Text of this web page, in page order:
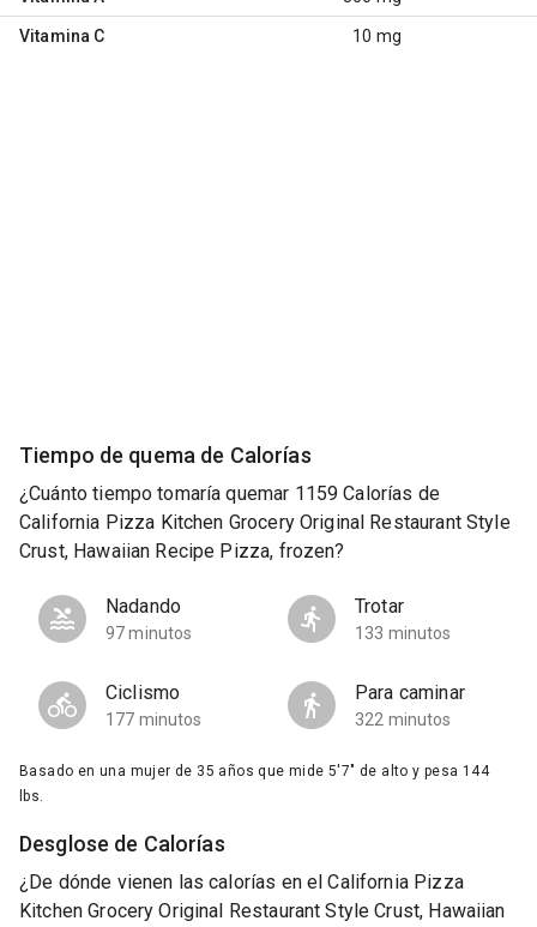
Vitamina C 10 mg
Tiempo de quema de Calorías
¿Cuánto tiempo tomaría quemar 1159 Calorías de
California Pizza Kitchen Grocery Original Restaurant Style
Crust, Hawaiian Recipe Pizza, frozen?
Nadando
97 minutos
Trotar
133 minutos
Ciclismo
177 minutos
Para caminar
322 minutos
Basado en una mujer de 35 años que mide 5'7" de alto y pesa 144
lbs.
Desglose de Calorías
¿De dónde vienen las calorías en el California Pizza
Kitchen Grocery Original Restaurant Style Crust, Hawaiian